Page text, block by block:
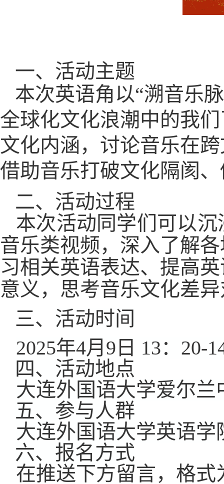
一、活动主题
本次英语角以“溯音乐
全球化文化浪潮中的我
文化内涵，讨论音乐在
借助音乐打破文化隔阂
二、活动过程
本次活动同学们可以
音乐类视频，深入了解
习相关英语表达、提高
意义，思考音乐文化差
三、 活动时间
2025年4月9日 13：20-
四、活动地点
大连外国语大学爱尔兰
五、参与人群
大连外国语大学英语学
六、报名方式
在推送下方留言，格式